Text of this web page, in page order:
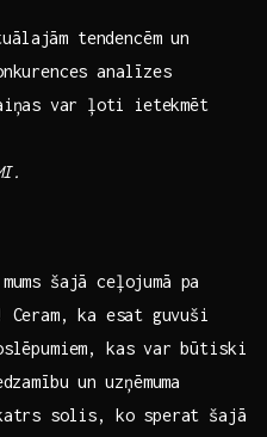
tendencēm un
analīzes
⁢var⁣ ļoti ‌ietekmēt
šajā ceļojumā pa
⁣ka esat ⁢guvuši
​kas var ⁤būtiski
⁢un⁤ uzņēmuma
solis, ko sperat ‌šajā